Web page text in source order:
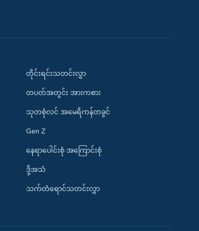
တိုင်းရင်းသတင်းလွှာ
တပတ်အတွင်း အားကစား
သုတစုံလင် အမေရိကန်တခွင်
Gen Z
နေရာပေါင်းစုံ အကြောင်းစုံ
ဒို့အသံ
သက်တံရောင်သတင်းလွှာ